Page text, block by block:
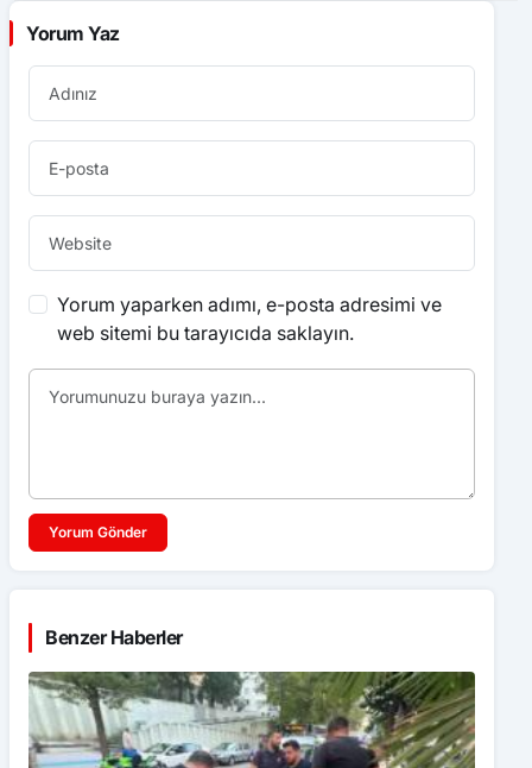
Yorum Yaz
Yorum yaparken adımı, e-posta adresimi ve
web sitemi bu tarayıcıda saklayın.
Yorum Gönder
Benzer Haberler